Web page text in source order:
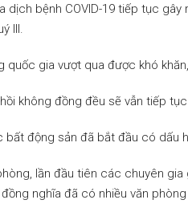
dịch bệnh COVID-19 tiếp tục
III.
quốc gia vượt qua được khó
không đồng đều sẽ vẫn tiếp
bất động sản đã bắt đầu có dấu
lần đầu tiên các chuyên
nghĩa đã có nhiều văn